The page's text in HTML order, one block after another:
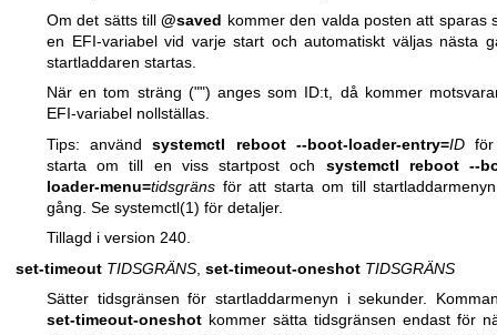
Om det sätts till@saved kommer den valda posten att sparas
en EFI-variabel vid varje start och automatiskt väljas nästa
startladdaren startas.
När en tom sträng ("") anges som ID:t, då kommer
EFI-variabel nollställas.
Tips: användsystemctl reboot --boot-loader-entry=IDför
starta om till en viss startpost och systemctl reboot --
loader-menu=tidsgräns för att starta om till
gång. Se systemctl(1) för detaljer.
Tillagd i version 240.
set-timeout TIDSGRÄNS set-timeout-oneshot TIDSGRÄNS
Sätter tidsgränsen för startladdarmenyn i sekunder.
set-timeout-oneshot kommer sätta tidsgränsen endast för